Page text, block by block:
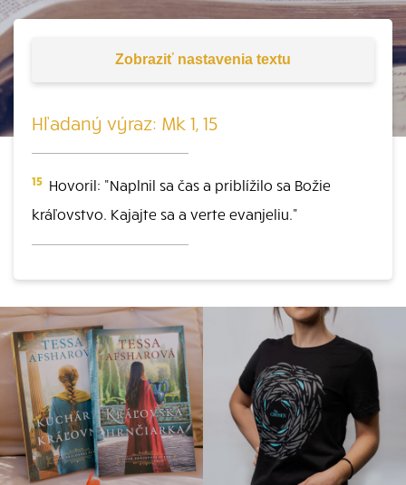
Zobraziť nastavenia textu
Hľadaný výraz: Mk 1, 15
15 Hovoril: "Naplnil sa čas a priblížilo sa Božie
kráľovstvo. Kajajte sa a verte evanjeliu."